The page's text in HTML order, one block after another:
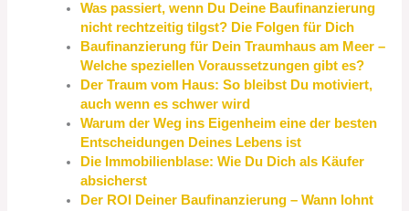
Was passiert, wenn Du Deine Baufinanzierung
nicht rechtzeitig tilgst? Die Folgen für Dich
Baufinanzierung für Dein Traumhaus am Meer –
Welche speziellen Voraussetzungen gibt es?
Der Traum vom Haus: So bleibst Du motiviert,
auch wenn es schwer wird
Warum der Weg ins Eigenheim eine der besten
Entscheidungen Deines Lebens ist
Die Immobilienblase: Wie Du Dich als Käufer
absicherst
Der ROI Deiner Baufinanzierung – Wann lohnt